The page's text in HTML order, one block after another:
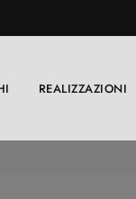
REALIZZAZIONI